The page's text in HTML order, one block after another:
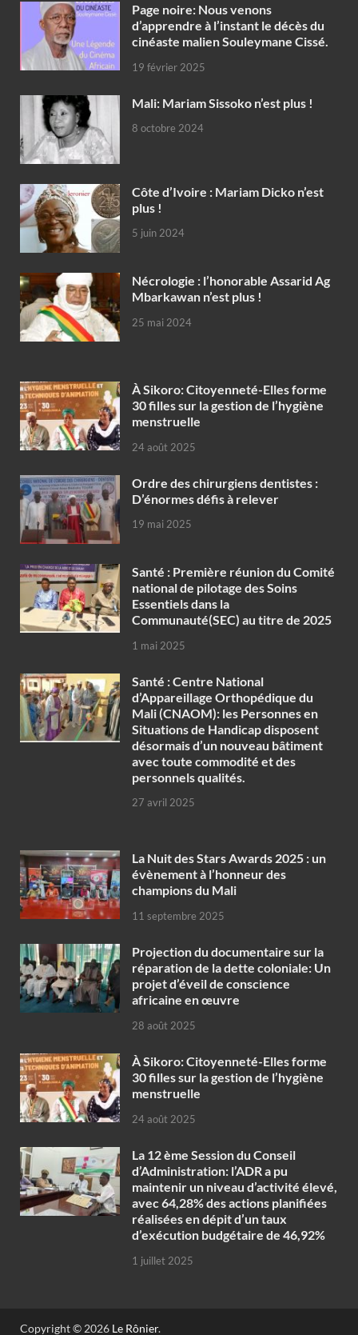
Page noire: Nous venons
d’apprendre à l’instant le décès du
cinéaste malien Souleymane Cissé.
19 février 2025
Mali: Mariam Sissoko n’est plus !
8 octobre 2024
Côte d’Ivoire : Mariam Dicko n’est
plus !
5 juin 2024
Nécrologie : l’honorable Assarid Ag
Mbarkawan n’est plus !
25 mai 2024
À Sikoro: Citoyenneté-Elles forme
30 filles sur la gestion de l’hygiène
menstruelle
24 août 2025
Ordre des chirurgiens dentistes :
D’énormes défis à relever
19 mai 2025
Santé : Première réunion du Comité
national de pilotage des Soins
Essentiels dans la
Communauté(SEC) au titre de 2025
1 mai 2025
Santé : Centre National
d’Appareillage Orthopédique du
Mali (CNAOM): les Personnes en
Situations de Handicap disposent
désormais d’un nouveau bâtiment
avec toute commodité et des
personnels qualités.
27 avril 2025
‎La Nuit des Stars Awards 2025 : un
évènement à l’honneur des
champions du Mali
11 septembre 2025
Projection du documentaire sur la
réparation de la dette coloniale: Un
projet d’éveil de conscience
africaine en œuvre‎
28 août 2025
À Sikoro: Citoyenneté-Elles forme
30 filles sur la gestion de l’hygiène
menstruelle
24 août 2025
La 12 ème Session du Conseil
d’Administration: l’ADR a pu
maintenir un niveau d’activité élevé,
avec 64,28% des actions planifiées
réalisées en dépit d’un taux
d’exécution budgétaire de 46,92%
1 juillet 2025
Copyright © 2026 Le Rônier.